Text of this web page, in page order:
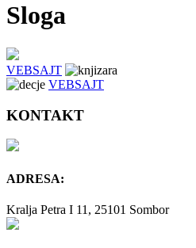
Sloga
VEBSAJT
VEBSAJT
KONTAKT
ADRESA:
Kralja Petra I 11, 25101 Sombor